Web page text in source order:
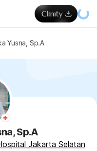
Yusna, Sp.A
Sp.A
Jakarta Selatan